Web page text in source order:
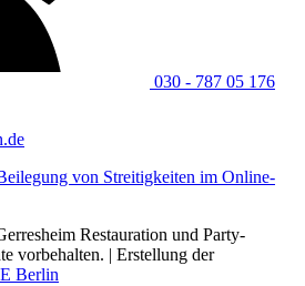
030 - 787 05 176
von Streitigkeiten im Online-
Restauration und Party-
vorbehalten. | Erstellung der
Berlin